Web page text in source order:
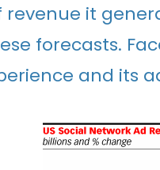
it
forecasts.
and its